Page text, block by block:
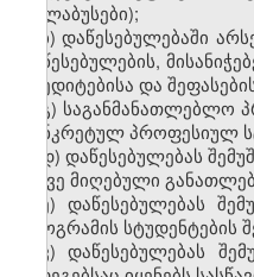
(სილაბუსები);
ბ) დაწესებულებაში
დაწესებულების,
კრედიტებისა და შეფასებ
გ) საგანმანათლებლო
კონკრეტულპროფესიულ
დ) დაწესებულებას
ასევე მიღებული
ე) დაწესებულებას
პროგრამის
ვ) დაწესებულებას